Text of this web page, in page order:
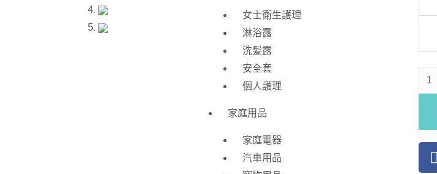
女士衛生護理
淋浴露
洗髪露
安全套
個人護理
家庭用品
家庭電器
汽車用品